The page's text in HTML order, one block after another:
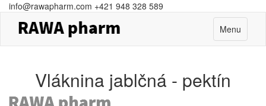
info@rawapharm.com +421 948 328 589
Toggle
navigation
Menu
Vláknina jablčná - pektín